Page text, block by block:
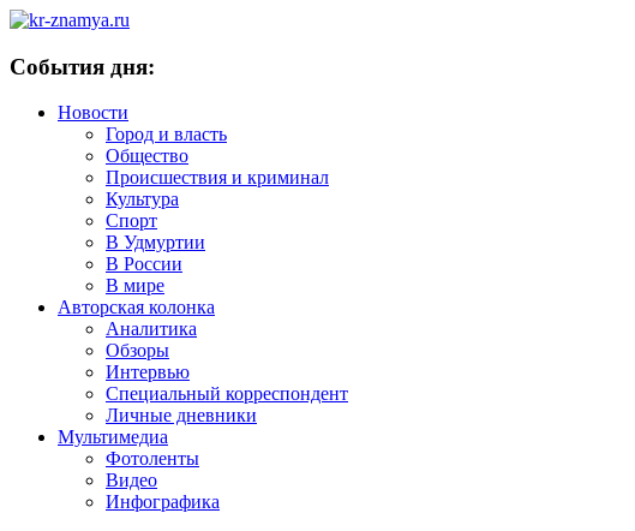
События дня:
Новости
Город и власть
Общество
Происшествия и криминал
Культура
Спорт
В Удмуртии
В России
В мире
Авторская колонка
Аналитика
Обзоры
Интервью
Специальный корреспондент
Личные дневники
Мультимедиа
Фотоленты
Видео
Инфографика